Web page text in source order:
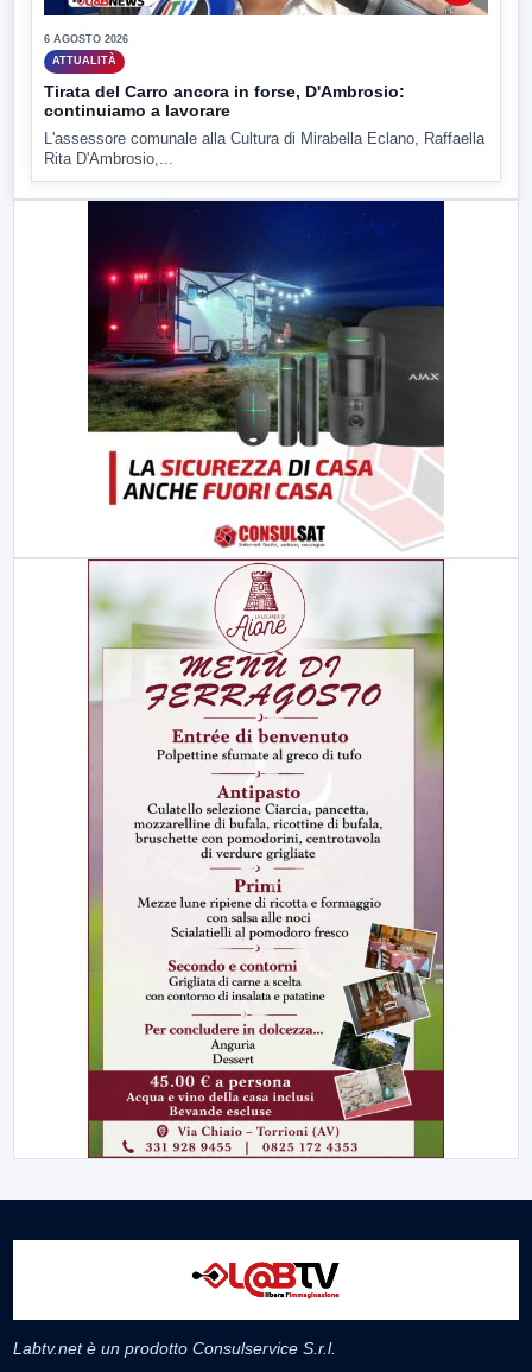
6 AGOSTO 2026
ATTUALITÀ
Tirata del Carro ancora in forse, D'Ambrosio:
continuiamo a lavorare
L'assessore comunale alla Cultura di Mirabella Eclano, Raffaella
Rita D'Ambrosio,...
Labtv.net è un prodotto Consulservice S.r.l.